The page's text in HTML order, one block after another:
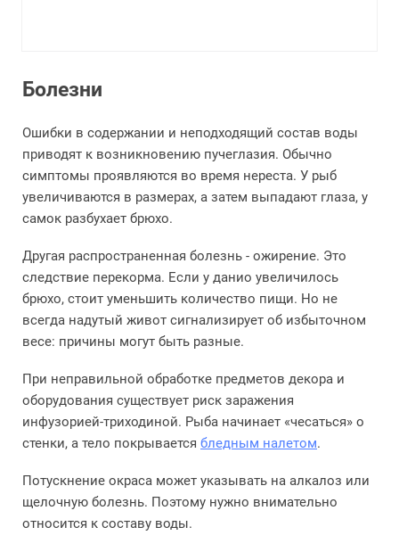
Болезни
Ошибки в содержании и неподходящий состав воды
приводят к возникновению пучеглазия. Обычно
симптомы проявляются во время нереста. У рыб
увеличиваются в размерах, а затем выпадают глаза, у
самок разбухает брюхо.
Другая распространенная болезнь - ожирение. Это
следствие перекорма. Если у данио увеличилось
брюхо, стоит уменьшить количество пищи. Но не
всегда надутый живот сигнализирует об избыточном
весе: причины могут быть разные.
При неправильной обработке предметов декора и
оборудования существует риск заражения
инфузорией-триходиной. Рыба начинает «чесаться» о
стенки, а тело покрывается бледным налетом.
Потускнение окраса может указывать на алкалоз или
щелочную болезнь. Поэтому нужно внимательно
относится к составу воды.